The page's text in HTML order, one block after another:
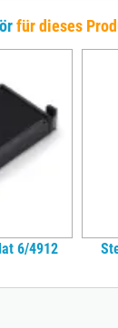
für dieses
6/4912